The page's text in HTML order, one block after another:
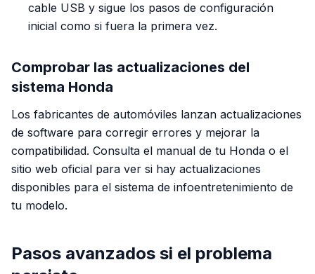
cable USB y sigue los pasos de configuración
inicial como si fuera la primera vez.
Comprobar las actualizaciones del
sistema Honda
Los fabricantes de automóviles lanzan actualizaciones
de software para corregir errores y mejorar la
compatibilidad. Consulta el manual de tu Honda o el
sitio web oficial para ver si hay actualizaciones
disponibles para el sistema de infoentretenimiento de
tu modelo.
Pasos avanzados si el problema